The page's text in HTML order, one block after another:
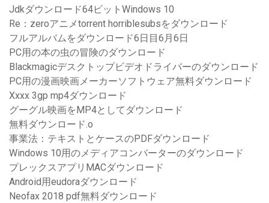
Jdkダウンロード64ビットWindows 10
Re：zeroアニメtorrent horriblesubsをダウンロード
フルアルバムをダウンロード6日目6月6日
PC用の本の虫の冒険のダウンロード
Blackmagicデスクトップビデオドライバーのダウンロード
PC用の漫画映画メーカーソフトウェア無料ダウンロード
Xxxx 3gp mp4ダウンロード
グーグル映画をMP4としてダウンロード
無料ダウンロード.o
事業法：テキストとケースのPDFダウンロード
Windows 10用のメディアコンバーターのダウンロード
プレックスアプリMACダウンロード
Android用eudoraダウンロード
Neofax 2018 pdf無料ダウンロード